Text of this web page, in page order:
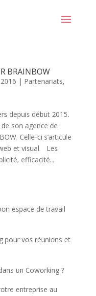
BRAINBOW
| Partenariats,
depuis début 2015.
son agence de
Celle-ci s’articule
et visual. Les
efficacité...
espace de travail
pour vos réunions et
un Coworking ?
entreprise au